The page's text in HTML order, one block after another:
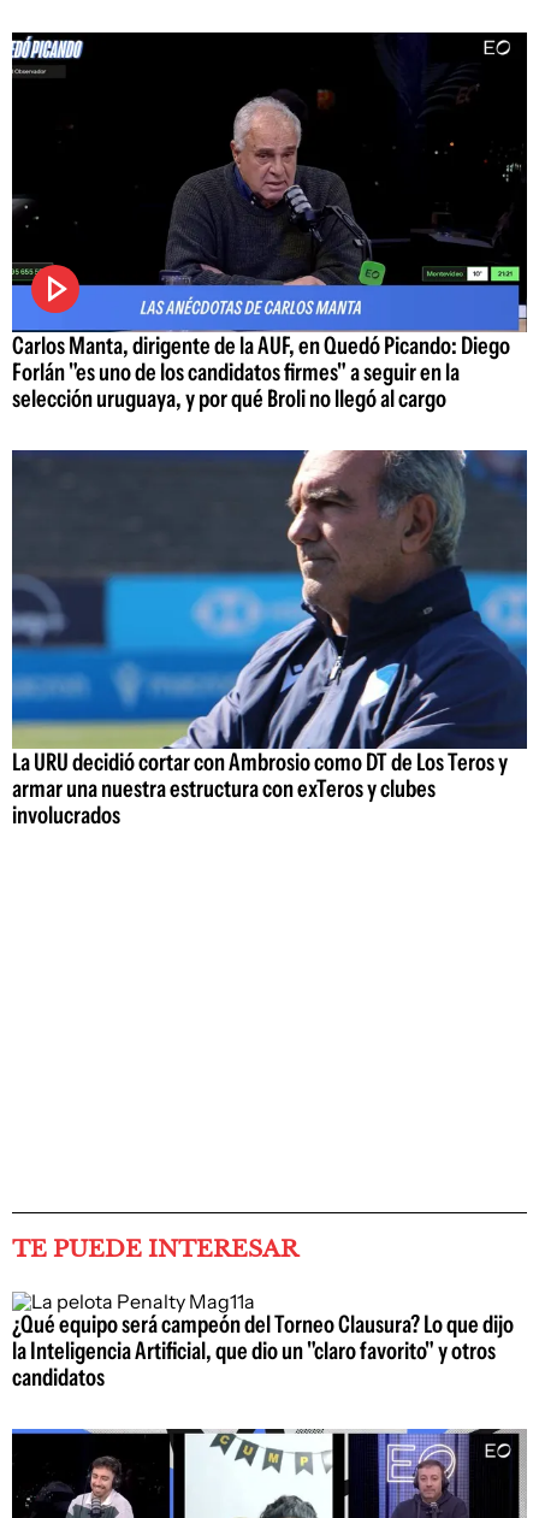
Carlos Manta, dirigente de la AUF, en Quedó Picando: Diego
Forlán "es uno de los candidatos firmes" a seguir en la
selección uruguaya, y por qué Broli no llegó al cargo
La URU decidió cortar con Ambrosio como DT de Los Teros y
armar una nuestra estructura con exTeros y clubes
involucrados
TE PUEDE INTERESAR
¿Qué equipo será campeón del Torneo Clausura? Lo que dijo
la Inteligencia Artificial, que dio un "claro favorito" y otros
candidatos